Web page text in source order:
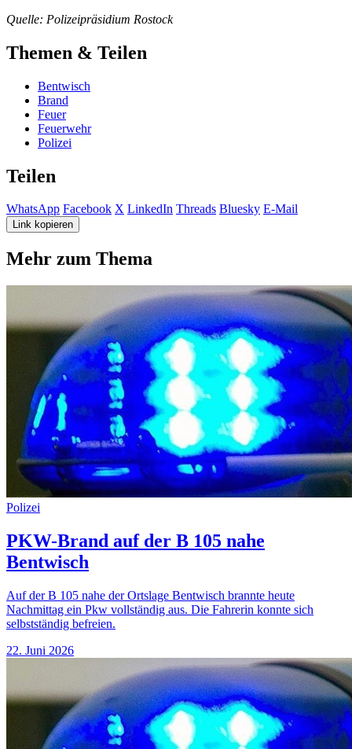
Quelle: Polizeipräsidium Rostock
Themen & Teilen
Bentwisch
Brand
Feuer
Feuerwehr
Polizei
Teilen
WhatsApp Facebook X LinkedIn Threads Bluesky E-Mail
Link kopieren
Mehr zum Thema
Polizei
PKW-Brand auf der B 105 nahe
Bentwisch
Auf der B 105 nahe der Ortslage Bentwisch brannte heute
Nachmittag ein Pkw vollständig aus. Die Fahrerin konnte sich
selbstständig befreien.
22. Juni 2026